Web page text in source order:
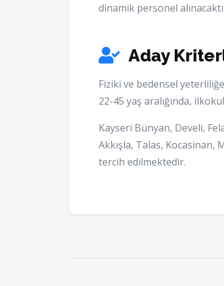
dinamik personel
Aday
Fiziki ve bedensel
22-45 yaş aralığında,
Kayseri Bünyan, Develi,
Akkışla, Talas, Kocasinan,
tercih edilmektedir.